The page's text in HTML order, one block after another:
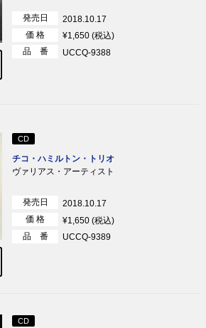
発売日
2018.10.17
価 格
¥1,650 (税込)
品 番
UCCQ-9388
CD
チコ・ハミルトン・トリオ
ヴァリアス・アーティスト
発売日
2018.10.17
価 格
¥1,650 (税込)
品 番
UCCQ-9389
CD